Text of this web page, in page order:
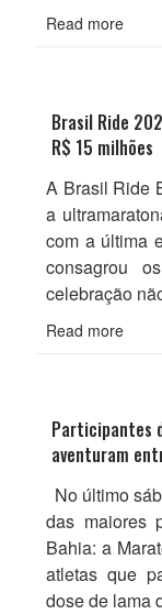
Read more
Brasil Ride
R$ 15 milhões
A Brasil Ride
a
com a última
consagrou
celebração
Read more
Participantes
aventuram
No último
das maiores
Bahia: a
atletas que
dose de lama